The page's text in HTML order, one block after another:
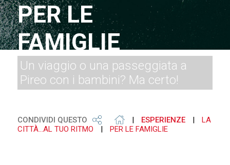
PER LE
FAMIGLIE
Un viaggio o una passeggiata a
Pireo con i bambini? Ma certo!
CONDIVIDI QUESTO | ESPERIENZE |
LA
CITTÀ...AL TUO RITMO
| PER LE FAMIGLIE